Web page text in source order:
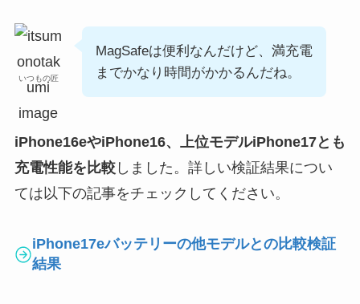
いつもの匠
MagSafeは便利なんだけど、満充電
までかなり時間がかかるんだね。
iPhone16eやiPhone16、上位モデルiPhone17とも
充電性能を比較しました。詳しい検証結果につい
ては以下の記事をチェックしてください。
iPhone17eバッテリーの他モデルとの比較検証
結果